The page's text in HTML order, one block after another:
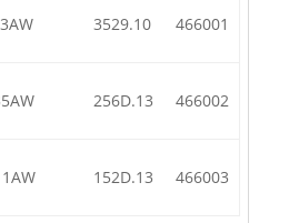
3529.10 466001
256D.13 466002
152D.13 466003